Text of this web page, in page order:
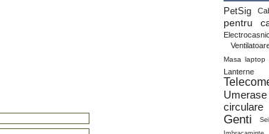
PetSig
pentru
Masa laptop
Lanterne
circulare
Genti